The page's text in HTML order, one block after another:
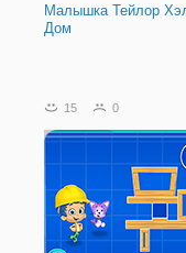
Малышка Тейлор
Дом
15 0